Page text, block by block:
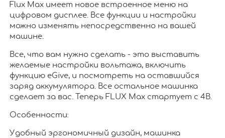
Flux Max имеет новое встроенное меню на
цифровом дисплее. Все функции и настройки
можно изменять непосредственно на вашей
машине.
Все, что вам нужно сделать - это выставить
желаемые настройки вольтажа, включить
функцию eGive, и посмотреть на оставшийся
заряд аккумулятора. Все остальное машинка
сделает за вас. Теперь FLUX Max стартует с 4В.
Особенности:
Удобный эргономичный дизайн, машинка